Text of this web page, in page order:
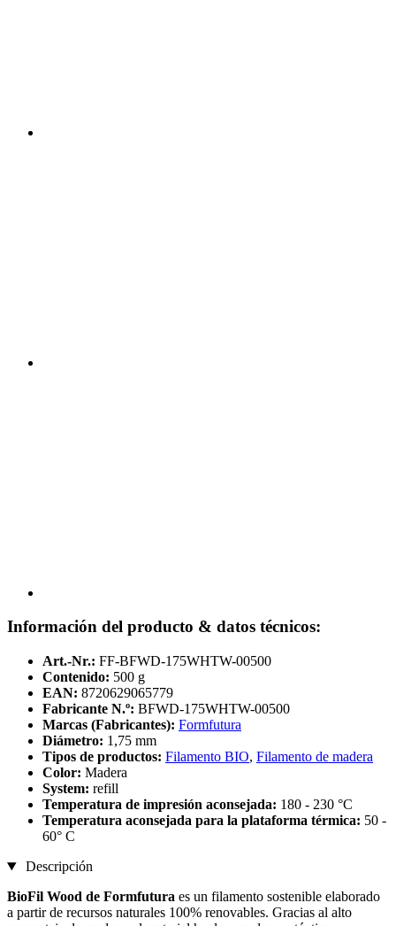
Información del producto & datos técnicos:
Art.-Nr.: FF-BFWD-175WHTW-00500
Contenido: 500 g
EAN: 8720629065779
Fabricante N.º: BFWD-175WHTW-00500
Marcas (Fabricantes): Formfutura
Diámetro: 1,75 mm
Tipos de productos: Filamento BIO, Filamento de madera
Color: Madera
System: refill
Temperatura de impresión aconsejada: 180 - 230 °C
Temperatura aconsejada para la plataforma térmica: 50 -
60° C
Descripción
BioFil Wood de Formfutura es un filamento sostenible elaborado
a partir de recursos naturales 100% renovables. Gracias al alto